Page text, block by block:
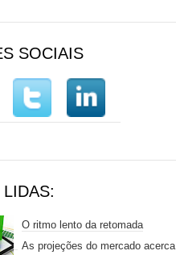
SOCIAIS
O ritmo lento da retomada
As projeções do mercado acerca